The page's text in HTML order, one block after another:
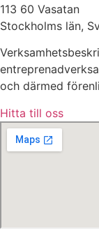
113 60 Vasatan
Stockholms län,
och därmed
Hitta till oss